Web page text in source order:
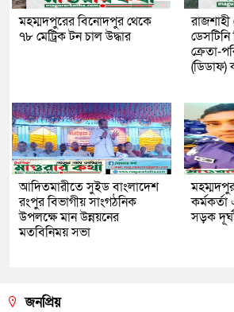
মহম্মদপুরের বিনোদপুর থেকে
৭৮ মেট্রিক টন চাল উদ্ধার
রাজশাহী
ক্রেতা-
(ডিডাফ)
আদিতমারীতে সুইড বাংলাদেশ
রংপুর বিভাগীয় সাংগঠনিক
উপলক্ষে মান উন্নয়নের
মতবিনিময় সভা
সড়ক
জনপ্রিয়